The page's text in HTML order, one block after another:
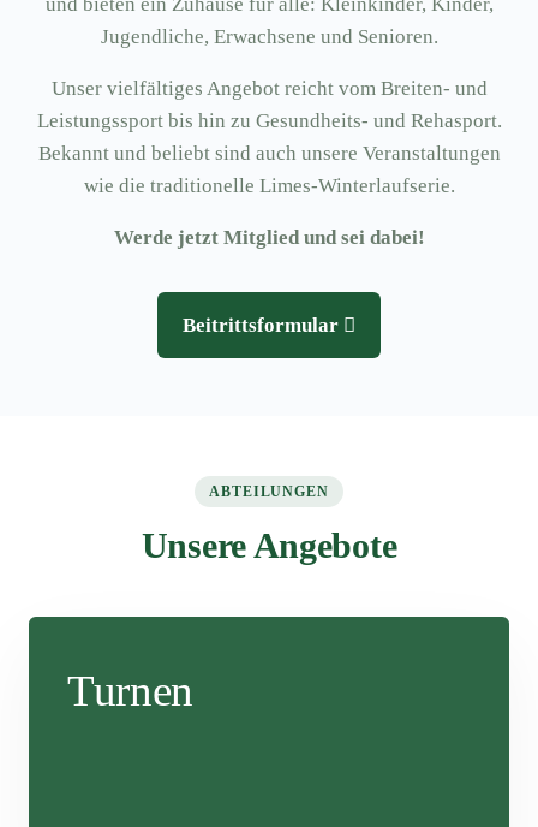
Jugendliche, Erwachsene und Senioren.
Unser vielfältiges Angebot reicht vom Breiten- und
Leistungssport bis hin zu Gesundheits- und Rehasport.
Bekannt und beliebt sind auch unsere Veranstaltungen
wie die traditionelle Limes-Winterlaufserie.
Werde jetzt Mitglied und sei dabei!
Beitrittsformular
ABTEILUNGEN
Unsere Angebote
Turnen